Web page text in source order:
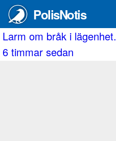
PolisNotis
Slagsmål vid motorvägen.
6 timmar sedan